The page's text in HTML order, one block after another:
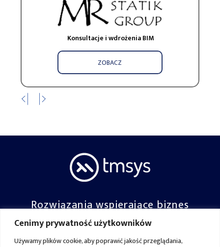
Cenimy prywatność użytkowników
Używamy plików cookie, aby poprawić jakość przeglądania,
Konsultacje i wdrożenia BIM
ZOBACZ
Rozwiązania wspierające biznes
Dołącz do nas: